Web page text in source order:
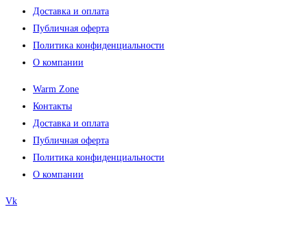
Доставка и оплата
Публичная оферта
Политика конфиденциальности
О компании
Warm Zone
Контакты
Доставка и оплата
Публичная оферта
Политика конфиденциальности
О компании
Vk